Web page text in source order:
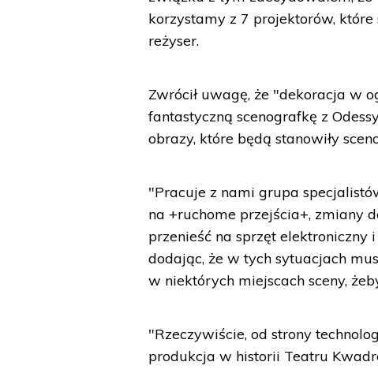
korzystamy z 7 projektorów,
reżyser.
Zwrócił uwagę, że "dekoracja w
fantastyczną scenografkę z
obrazy, które będą stanowiły
"Pracuje z nami grupa
na +ruchome przejścia+, zmiany
przenieść na sprzęt elektroniczny
dodając, że w tych sytuacjach
w niektórych miejscach sceny,
"Rzeczywiście, od strony
produkcja w historii Teatru